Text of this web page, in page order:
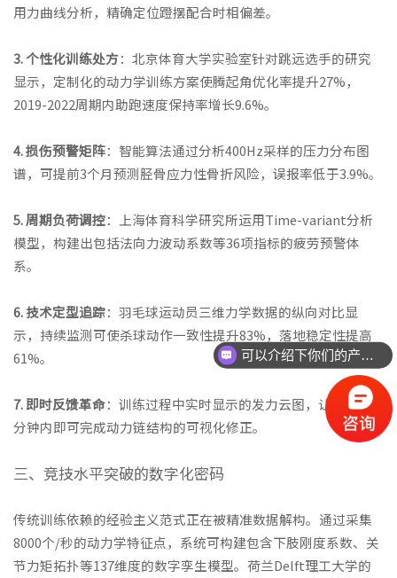
用力曲线分析，精确定位蹬摆配合时相偏差。
3. 个性化训练处方：北京体育大学实验室针对跳远选手的研究
显示，定制化的动力学训练方案使腾起角优化率提升27%，
2019-2022周期内助跑速度保持率增长9.6%。
4. 损伤预警矩阵：智能算法通过分析400Hz采样的压力分布图
谱，可提前3个月预测胫骨应力性骨折风险，误报率低于3.9%。
5. 周期负荷调控：上海体育科学研究所运用Time-variant分析
模型，构建出包括法向力波动系数等36项指标的疲劳预警体
系。
6. 技术定型追踪：羽毛球运动员三维力学数据的纵向对比显
示，持续监测可使杀球动作一致性提升83%，落地稳定性提高
61%。
7. 即时反馈革命：训练过程中实时显示的发力云图，让选手在5
分钟内即可完成动力链结构的可视化修正。
三、竞技水平突破的数字化密码
传统训练依赖的经验主义范式正在被精准数据解构。通过采集
8000个/秒的动力学特征点，系统可构建包含下肢刚度系数、关
节力矩拓扑等137维度的数字孪生模型。荷兰Delft理工大学的
可以介绍下你们的产品么？